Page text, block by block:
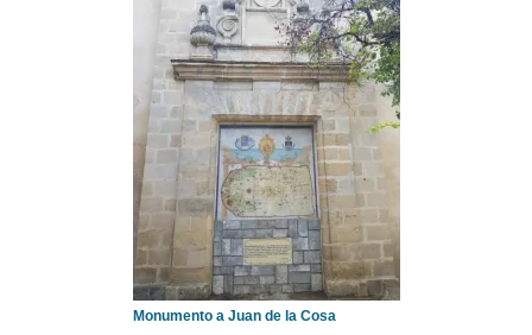
Monumento a Juan de la Cosa